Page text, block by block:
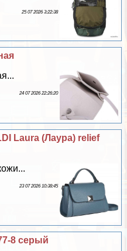
25 07 2026 3:22:38
24 07 2026 22:26:20
Laura (Лаура) relief
23 07 2026 10:38:45
8 серый